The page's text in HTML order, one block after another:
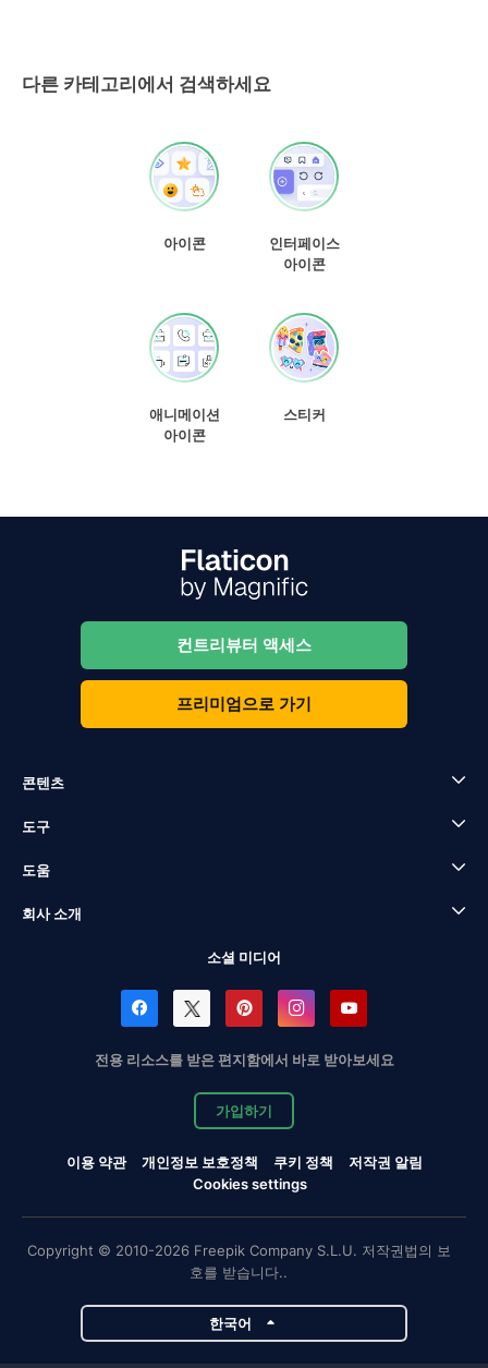
다른 카테고리에서 검색하세요
아이콘
인터페이스
아이콘
애니메이션
아이콘
스티커
컨트리뷰터 액세스
프리미엄으로 가기
콘텐츠
도구
도움
회사 소개
소셜 미디어
전용 리소스를 받은 편지함에서 바로 받아보세요
가입하기
이용 약관 개인정보 보호정책 쿠키 정책
저작권 알림
Cookies settings
Copyright © 2010-2026 Freepik Company S.L.U. 저작권법의 보
호를 받습니다..
한국어